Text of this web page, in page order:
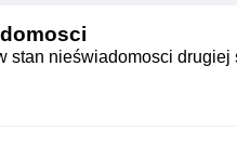
stan nieświadomosci